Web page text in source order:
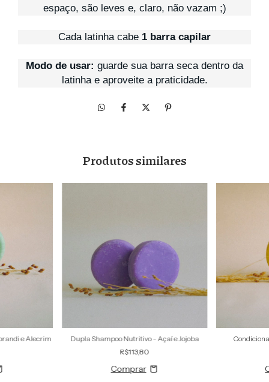
espaço, são leves e, claro, não vazam ;)
Cada latinha cabe 1 barra capilar
Modo de usar: guarde sua barra seca dentro da
latinha e aproveite a praticidade.
Produtos similares
e Alecrim
Dupla Shampoo Nutritivo - Açaí e Jojoba
R$113,80